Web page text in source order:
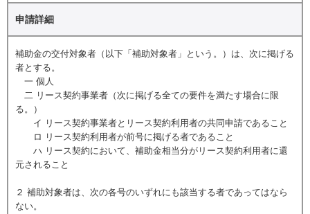
申請詳細
補助金の交付対象者（以下「補助対象者」という。）は、次に掲げる
者とする。
一 個人
二 リース契約事業者（次に掲げる全ての要件を満たす場合に限
る。）
イ リース契約事業者とリース契約利用者の共同申請であること
ロ リース契約利用者が前号に掲げる者であること
ハ リース契約において、補助金相当分がリース契約利用者に還
元されること
２ 補助対象者は、次の各号のいずれにも該当する者であってはなら
ない。